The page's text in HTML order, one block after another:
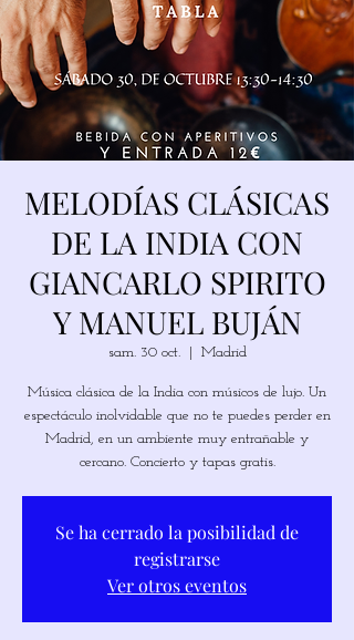
MELODÍAS CLÁSICAS
DE LA INDIA CON
GIANCARLO SPIRITO
Y MANUEL BUJÁN
sam. 30 oct.
  |
Madrid
Música clásica de la India con músicos de lujo. Un
espectáculo inolvidable que no te puedes perder en
Madrid, en un ambiente muy entrañable y
cercano. Concierto y tapas gratis.
Se ha cerrado la posibilidad de
registrarse
Ver otros eventos